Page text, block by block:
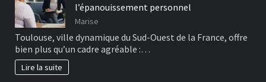
l’épanouissement personnel
Marise
Toulouse, ville dynamique du Sud-Ouest de la France, offre
bien plus qu’un cadre agréable :…
Lire la suite